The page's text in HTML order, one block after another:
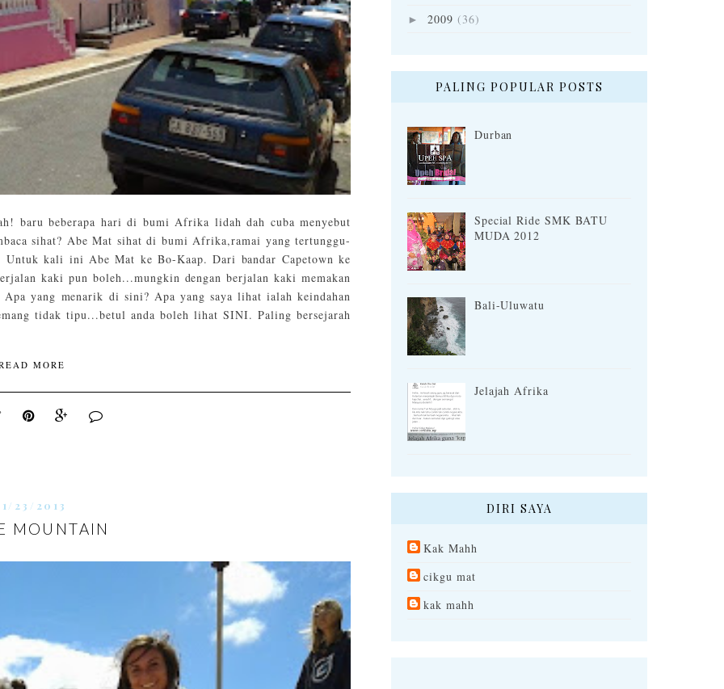
baru beberapa hari di bumi Afrika lidah dah cuba menyebut
sihat? Abe Mat sihat di bumi Afrika,ramai yang tertunggu-
kali ini Abe Mat ke Bo-Kaap. Dari bandar Capetown ke
kaki pun boleh...mungkin dengan berjalan kaki memakan
yang menarik di sini? Apa yang saya lihat ialah keindahan
tidak tipu...betul anda boleh lihat SINI. Paling bersejarah
MORE
23/2013
MOUNTAIN
► 2009 (36)
PALING POPULAR POSTS
Durban
Special Ride SMK BATU
MUDA 2012
Bali-Uluwatu
Jelajah Afrika
DIRI SAYA
Kak Mahh
cikgu mat
kak mahh